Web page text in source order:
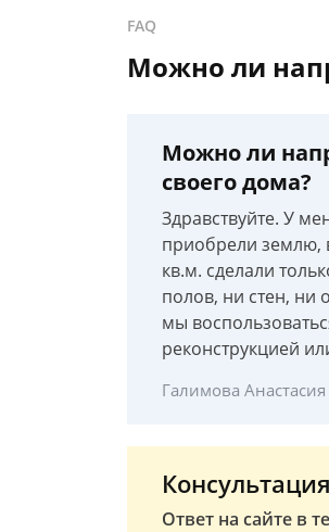
FAQ
Можно ли
Можно ли
своего дома?
Здравствуйте. У
приобрели землю,
кв.м. сделали
полов, ни стен, ни
мы
реконструкцией
Галимова
Ответ на сайте в